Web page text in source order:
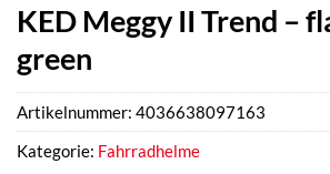
KED Meggy II Trend –
green
Artikelnummer: 4036638097163
Kategorie: Fahrradhelme